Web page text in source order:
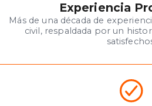
Experiencia
Más de una década de
civil, respaldada por un